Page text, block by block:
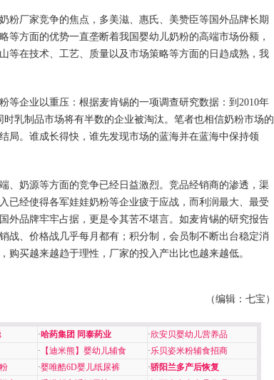
粉厂家竞争的焦点，多美滋、惠氏、美赞臣等国外品牌长期
等方面的优势一直垄断着我国婴幼儿奶粉的高端市场份额，
等在技术、工艺、质量以及市场策略等方面的日趋成熟，我
等企业以重压：根据麦肯锡的一项调查研究数据：到2010年
乳制品市场将有半数的企业被淘汰。笔者也相信奶粉市场的
局。谁成长得快，谁先发现市场的蓝海并在蓝海中保持领
、奶源等方面的竞争已经日益激烈。竞品经销商的渗透，渠
已经使得各军娃娃奶粉等企业疲于应战，而利润最大、最受
外品牌牢牢占据，更是令其苦不堪言。如麦肯锡的研究报告
战、价格战几乎每月都有；积分制，会员制不断出台稳定消
购买越来越趋于理性，厂家的投入产出比也越来越低。
（编辑：七宝）
·哈药集团 同泰药业 ·欣安贝婴幼儿营养品
· 【迪米熊】婴幼儿辅食 ·乐贝姿米粉辅食招商
·婴唯酷6D婴儿纸尿裤 ·骄阳兰多产后恢复